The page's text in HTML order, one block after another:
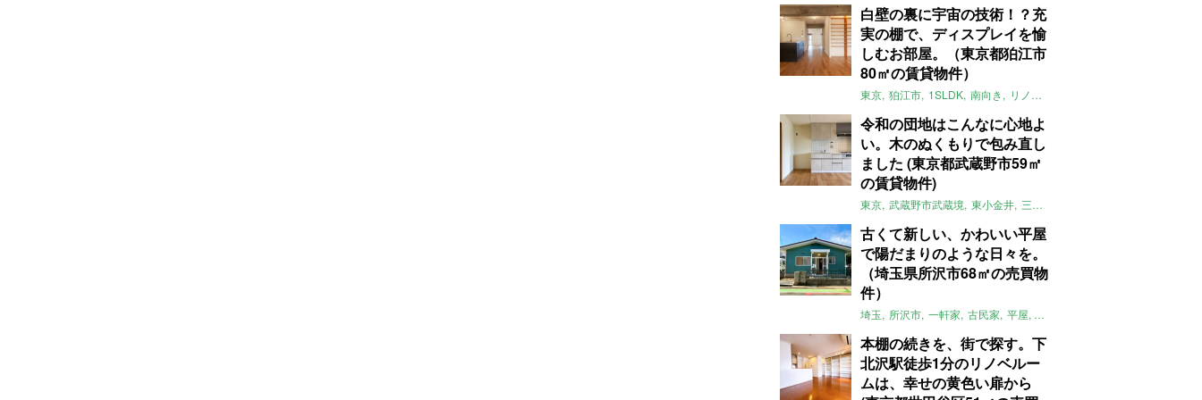
白壁の裏に宇宙の技術！？充
実の棚で、ディスプレイを愉
しむお部屋。（東京都狛江市
80㎡の賃貸物件）
東京 狛江市 1SLDK 南向き リノベ
令和の団地はこんなに心地よ
い。木のぬくもりで包み直し
ました (東京都武蔵野市59㎡
の賃貸物件)
東京 武蔵野市武蔵境 東小金井 三鷹
古くて新しい、かわいい平屋
で陽だまりのような日々を。
（埼玉県所沢市68㎡の売買物
件）
埼玉 所沢市 一軒家 古民家 平屋 庭
本棚の続きを、街で探す。下
北沢駅徒歩1分のリノベルー
ムは、幸せの黄色い扉から